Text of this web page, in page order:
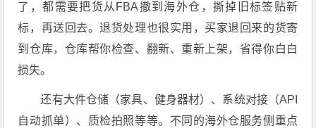
了，都需要把货从FBA撤到海外仓，撕掉旧标签贴新
标，再送回去。退货处理也很实用，买家退回来的货寄
到仓库，仓库帮你检查、翻新、重新上架，省得你白白
损失。
还有大件仓储 （家具、健身器材）、 系统对接（API
自动抓单）、 质检拍照等等。不同的海外仓服务侧重点